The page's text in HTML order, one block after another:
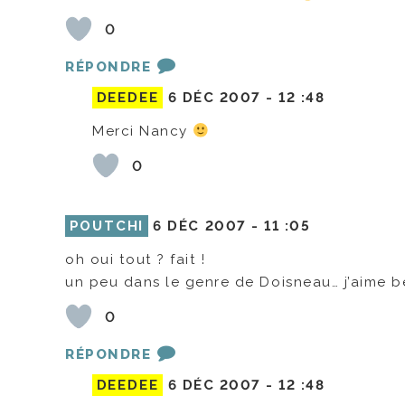
0
RÉPONDRE
DEEDEE
6 DÉC 2007 -12 :48
Merci Nancy
0
POUTCHI 6 DÉC 2007 -11 :05
oh oui tout ? fait !
un peu dans le genre de Doisneau… j’aime
0
RÉPONDRE
DEEDEE
6 DÉC 2007 -12 :48